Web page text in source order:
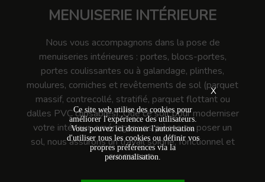
MENUISERIE INTÉRIEURE
Nous vous accompagnons dans la pose de
menuiseries intérieures : portes, blocs-portes,
portes coulissantes ou à galandage, plinthes,
moulures, corniches et revêtements de sol (parquet
massif, contrecollé, stratifié, parquet flottant ou
dalles PVC clipsables). Que ce soit pour moderniser
votre intérieur, aménager vos pièces ou poser un
sol, nous assurons un travail soigné, fonctionnel et
sur mesure.
X
Ce site web utilise des cookies pour
améliorer l'expérience des utilisateurs.
Vous pouvez ici donner l'autorisation
d'utiliser tous les cookies ou définir vos
propres préférences via la
personnalisation.